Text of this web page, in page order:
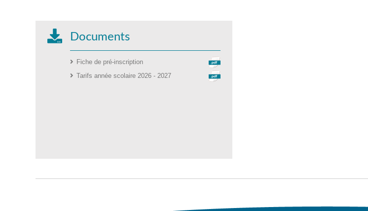
Documents
Fiche de pré-inscription
Tarifs année scolaire 2026 - 2027